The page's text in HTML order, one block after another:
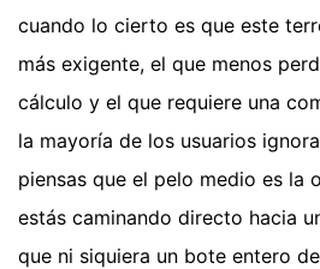
cuando lo cierto es que este
más exigente, el que menos
cálculo y el que requiere una
la mayoría de los usuarios
piensas que el pelo medio es la
estás caminando directo hacia
que ni siquiera un bote entero